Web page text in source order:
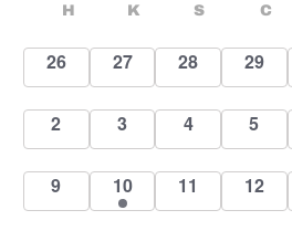
kiválasztása.
Események
naptár
H HÉTFŐ
K KEDD
S SZERDA
C
0
események
26
0
események
27
0
események
28
0
29
0
események
2
0
események
3
0
események
4
0
5
0
események
9
1
esemény
10
0
események
11
0
12